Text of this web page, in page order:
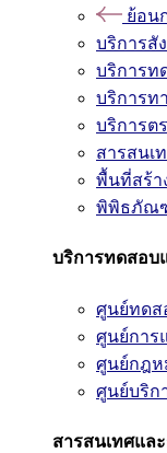
ย้อน
บริการสั
บริการท
บริการท
บริการต
สารสนเ
พื้นที่สร้า
พิพิธภัณ
บริการทดสอบ
ศูนย์ทดส
ศูนย์การ
ศูนย์กฎห
ศูนย์บริก
สารสนเทศแล